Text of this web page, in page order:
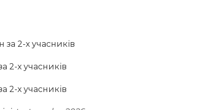
за 2-х учасників
2-х учасників
2-х учасників